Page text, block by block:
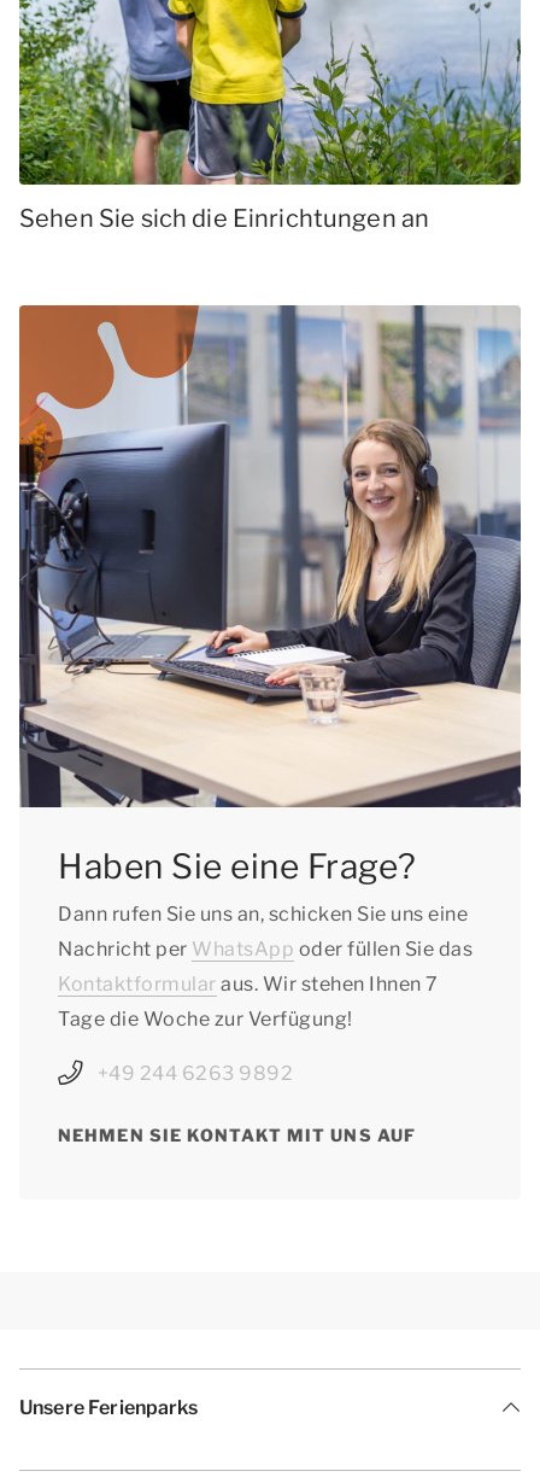
Sehen Sie sich die Einrichtungen an
Haben Sie eine Frage?
Dann rufen Sie uns an, schicken Sie uns eine
Nachricht per WhatsApp oder füllen Sie das
Kontaktformular aus. Wir stehen Ihnen 7
Tage die Woche zur Verfügung!
+49 244 6263 9892
NEHMEN SIE KONTAKT MIT UNS AUF
Unsere Ferienparks